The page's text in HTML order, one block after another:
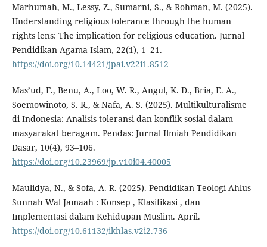
Marhumah, M., Lessy, Z., Sumarni, S., & Rohman, M. (2025).
Understanding religious tolerance through the human
rights lens: The implication for religious education. Jurnal
Pendidikan Agama Islam, 22(1), 1–21.
https://doi.org/10.14421/jpai.v22i1.8512
Mas’ud, F., Benu, A., Loo, W. R., Angul, K. D., Bria, E. A.,
Soemowinoto, S. R., & Nafa, A. S. (2025). Multikulturalisme
di Indonesia: Analisis toleransi dan konflik sosial dalam
masyarakat beragam. Pendas: Jurnal Ilmiah Pendidikan
Dasar, 10(4), 93–106.
https://doi.org/10.23969/jp.v10i04.40005
Maulidya, N., & Sofa, A. R. (2025). Pendidikan Teologi Ahlus
Sunnah Wal Jamaah : Konsep , Klasifikasi , dan
Implementasi dalam Kehidupan Muslim. April.
https://doi.org/10.61132/ikhlas.v2i2.736